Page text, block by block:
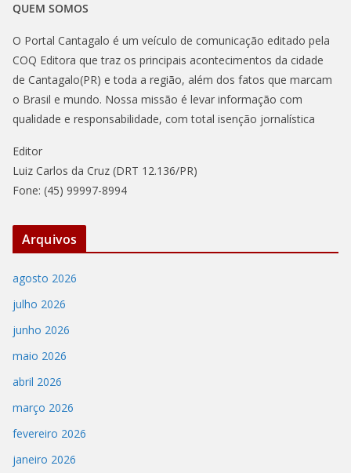
QUEM SOMOS
O Portal Cantagalo é um veículo de comunicação editado pela
COQ Editora que traz os principais acontecimentos da cidade
de Cantagalo(PR) e toda a região, além dos fatos que marcam
o Brasil e mundo. Nossa missão é levar informação com
qualidade e responsabilidade, com total isenção jornalística
Editor
Luiz Carlos da Cruz (DRT 12.136/PR)
Fone: (45) 99997-8994
Arquivos
agosto 2026
julho 2026
junho 2026
maio 2026
abril 2026
março 2026
fevereiro 2026
janeiro 2026